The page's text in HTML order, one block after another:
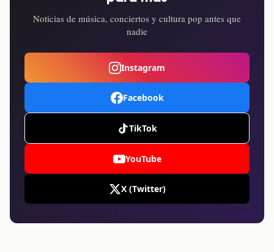
Noticias de música, conciertos y cultura pop antes que
nadie
Instagram
Facebook
TikTok
YouTube
X (Twitter)